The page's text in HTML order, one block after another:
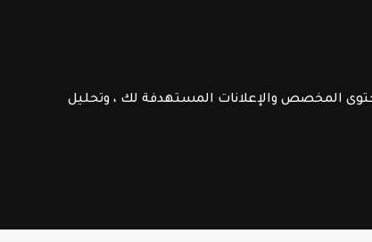
المخصص والإعلانات المستهدفة لك ، وتحليل